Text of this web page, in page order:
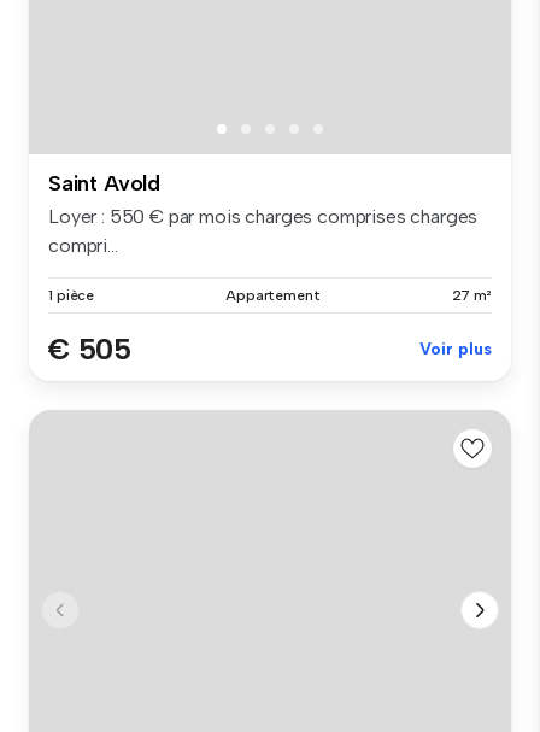
Saint Avold
Loyer : 550 € par mois charges comprises charges
compri...
1 pièce Appartement 27 m²
€ 505 Voir plus